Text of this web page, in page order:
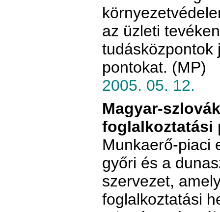
az üzleti
tudásközpontok
pontokat. (MP)
2005. 05. 12.
Magyar-
foglalkoztatási
Munkaerő-piaci
győri és a
szervezet,
foglalkoztatási